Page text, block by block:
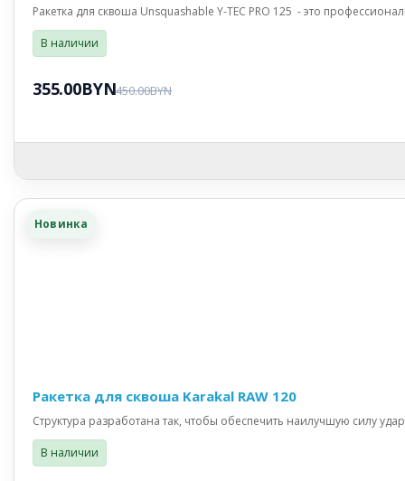
Ракетка для сквоша Unsquashable Y-TEC PRO 125 - это
В наличии
355.00BYN450.00BYN
Новинка
Ракетка для сквоша Karakal RAW 120
Структура разработана так, чтобы обеспечить наилучшую силу
В наличии